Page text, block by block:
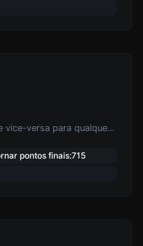
Converta texto para hexadecimal e vice-versa para qualquer entrada de string.
pontos finais:715